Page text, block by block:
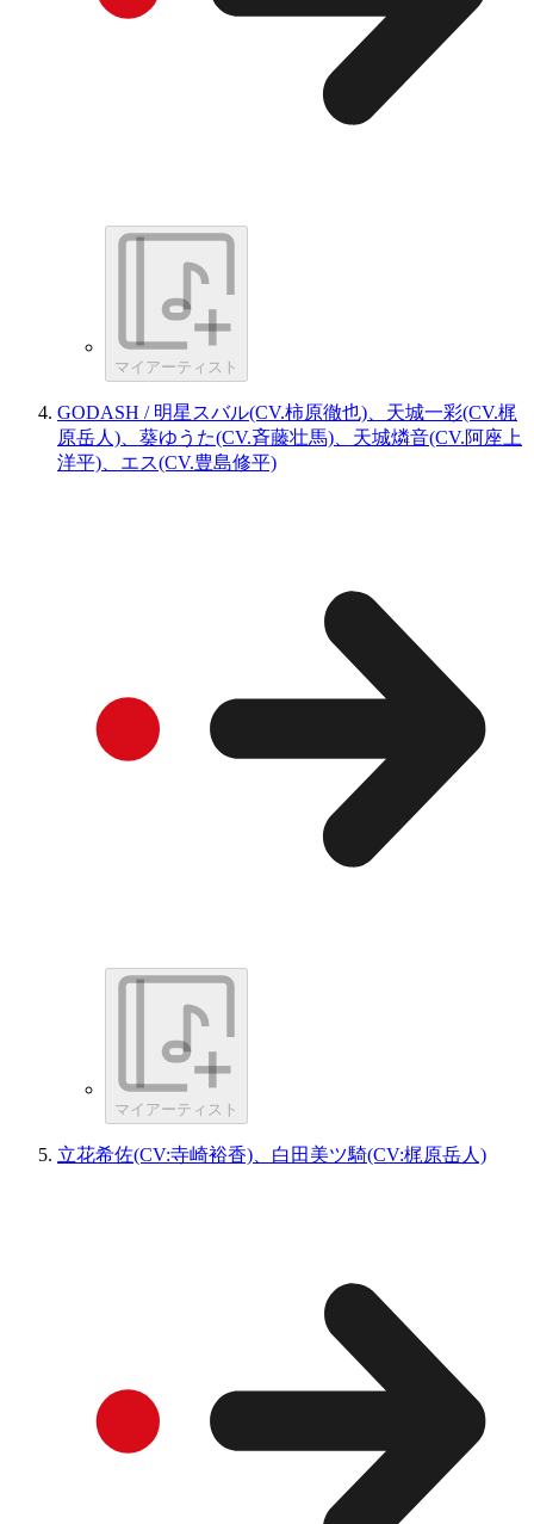
マイアーティスト
GODASH / 明星スバル(CV.柿原徹也)、天城一彩(CV.梶
原岳人)、葵ゆうた(CV.斉藤壮馬)、天城燐音(CV.阿座上
洋平)、エス(CV.豊島修平)
マイアーティスト
立花希佐(CV:寺崎裕香)、白田美ツ騎(CV:梶原岳人)